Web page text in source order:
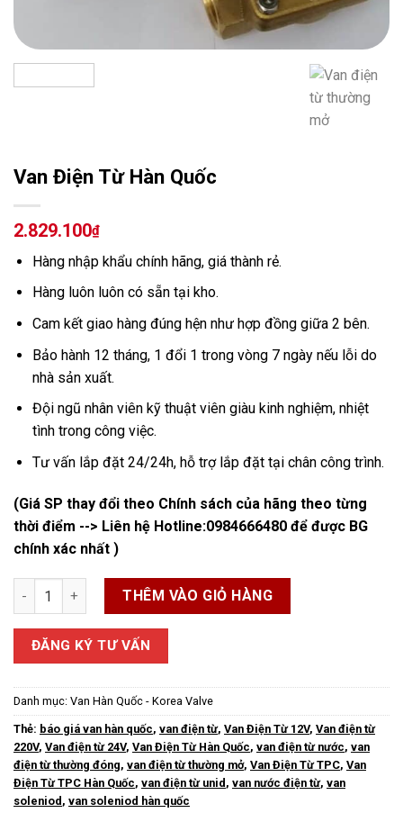
Van Điện Từ Hàn Quốc
2.829.100₫
Hàng nhập khẩu chính hãng, giá thành rẻ.
Hàng luôn luôn có sẵn tại kho.
Cam kết giao hàng đúng hện như hợp đồng giữa 2 bên.
Bảo hành 12 tháng, 1 đổi 1 trong vòng 7 ngày nếu lỗi do
nhà sản xuất.
Đội ngũ nhân viên kỹ thuật viên giàu kinh nghiệm, nhiệt
tình trong công việc.
Tư vấn lắp đặt 24/24h, hỗ trợ lắp đặt tại chân công trình.
(Giá SP thay đổi theo Chính sách của hãng theo từng
thời điểm --> Liên hệ Hotline:0984666480 để được BG
chính xác nhất )
Van Điện Từ Hàn Quốc số lượng
THÊM VÀO GIỎ HÀNG
ĐĂNG KÝ TƯ VẤN
Danh mục: Van Hàn Quốc - Korea Valve
Thẻ: báo giá van hàn quốc, van điện từ, Van Điện Từ 12V, Van điện từ
220V, Van điện từ 24V, Van Điện Từ Hàn Quốc, van điện từ nước, van
điện từ thường đóng, van điện từ thường mở, Van Điện Từ TPC, Van
Điện Từ TPC Hàn Quốc, van điện từ unid , van nước điện từ, van
soleniod , van soleniod hàn quốc